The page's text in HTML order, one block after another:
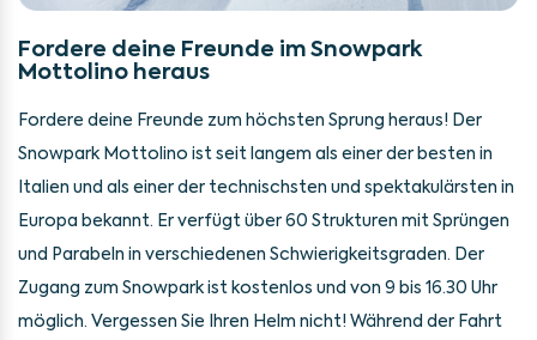
Fordere deine Freunde im Snowpark
Mottolino heraus
Fordere deine Freunde zum höchsten Sprung heraus! Der
Snowpark Mottolino ist seit langem als einer der besten in
Italien und als einer der technischsten und spektakulärsten in
Europa bekannt. Er verfügt über 60 Strukturen mit Sprüngen
und Parabeln in verschiedenen Schwierigkeitsgraden. Der
Zugang zum Snowpark ist kostenlos und von 9 bis 16.30 Uhr
möglich. Vergessen Sie Ihren Helm nicht! Während der Fahrt